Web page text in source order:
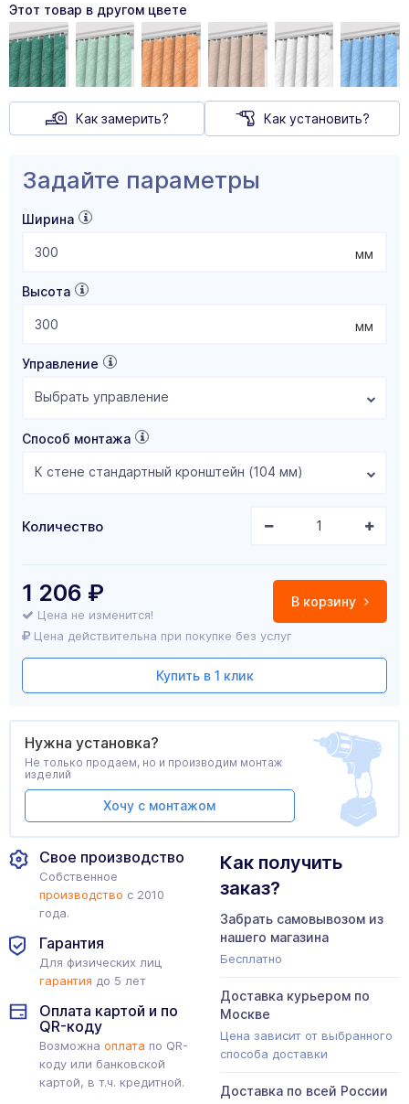
Этот товар в другом цвете
Как замерить? Как установить?
Задайте параметры
Ширина
мм
Высота
мм
Управление
Выбрать управление
Способ монтажа
К стене стандартный кронштейн (104 мм)
Количество
В корзину
1 206 ₽
Цена не изменится!
Цена действительна при покупке без услуг
Купить в 1 клик
Свое производство
Собственное
производство с 2010
года.
Гарантия
Для физических лиц
гарантия до 5 лет
Оплата картой и по
QR-коду
Возможна оплата по QR-
коду или банковской
картой, в т.ч. кредитной.
Как получить
заказ?
Забрать самовывозом из
нашего магазина
Бесплатно
Доставка курьером по
Москве
Цена зависит от выбранного
способа доставки
Доставка по всей России
Нужна установка?
Не только продаем, но и производим монтаж
изделий
Хочу с монтажом